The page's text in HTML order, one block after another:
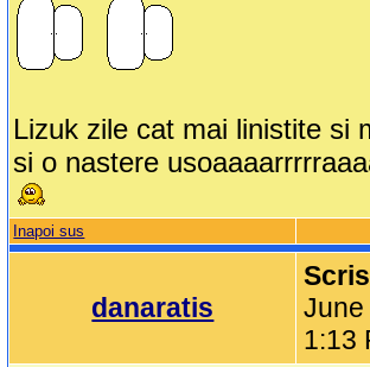
Lizuk zile cat mai linistite si
si o nastere
Inapoi sus
danaratis
June
1:13